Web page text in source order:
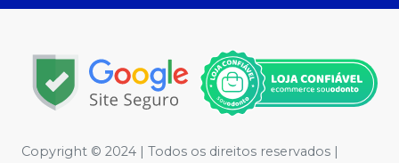
Copyright © 2024 | Todos os direitos reservados |